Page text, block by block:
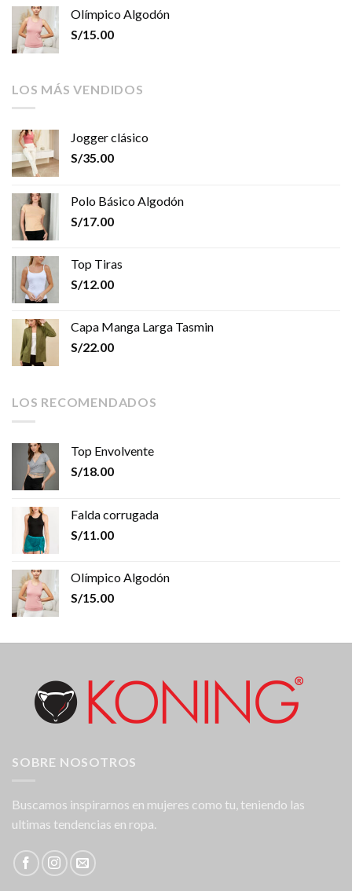
Olímpico Algodón
S/15.00
LOS MÁS VENDIDOS
Jogger clásico
S/35.00
Polo Básico Algodón
S/17.00
Top Tiras
S/12.00
Capa Manga Larga Tasmin
S/22.00
LOS RECOMENDADOS
Top Envolvente
S/18.00
Falda corrugada
S/11.00
Olímpico Algodón
S/15.00
SOBRE NOSOTROS
Buscamos inspirarnos en mujeres como tu, teniendo las
ultimas tendencias en ropa.